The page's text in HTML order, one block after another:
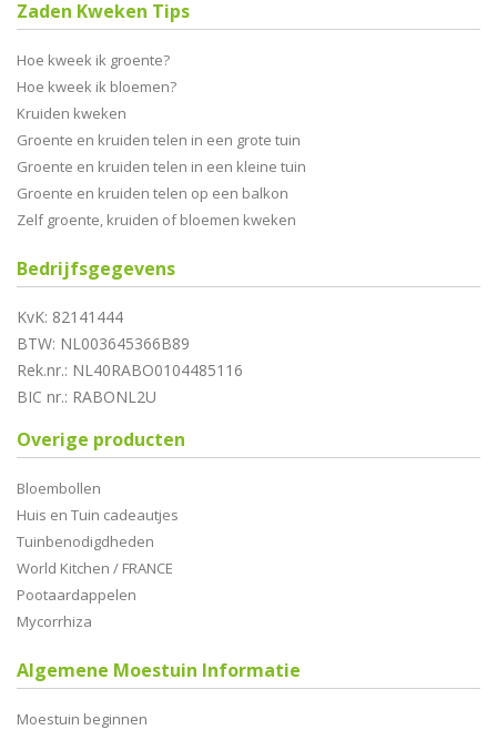
Zaden Kweken Tips
Hoe kweek ik groente?
Hoe kweek ik bloemen?
Kruiden kweken
Groente en kruiden telen in een grote tuin
Groente en kruiden telen in een kleine tuin
Groente en kruiden telen op een balkon
Zelf groente, kruiden of bloemen kweken
Bedrijfsgegevens
KvK: 82141444
BTW: NL003645366B89
Rek.nr.: NL40RABO0104485116
BIC nr.: RABONL2U
Overige producten
Bloembollen
Huis en Tuin cadeautjes
Tuinbenodigdheden
World Kitchen / FRANCE
Pootaardappelen
Mycorrhiza
Algemene Moestuin Informatie
Moestuin beginnen